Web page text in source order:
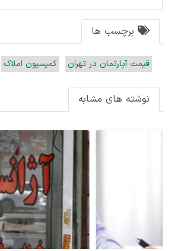
برچسب ها
قیمت آپارتمان در تهران کمیسیون املاک
نوشته های مشابه